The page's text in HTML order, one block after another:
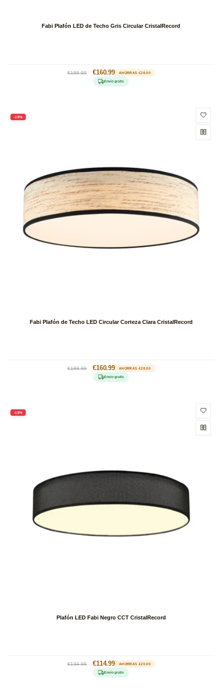
Fabi Plafón LED de Techo Gris Circular CristalRecord
Precio
€188.99
Precio
de
oferta
€160.99 AHORRAS €28.00
Envío gratis
-15%
Fabi Plafón de Techo LED Circular Corteza Clara CristalRecord
Precio
€188.99
Precio
de
oferta
€160.99 AHORRAS €28.00
Envío gratis
-15%
Plafón LED Fabi Negro CCT CristalRecord
Precio
€134.99
Precio
de
oferta
€114.99 AHORRAS €20.00
Envío gratis